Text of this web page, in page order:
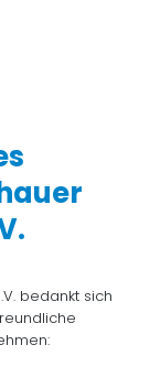
bedankt sich